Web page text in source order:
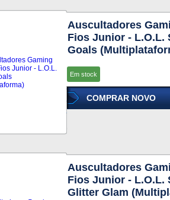
Auscultadores
Fios Junior - L.O.L.
Goals
Em stock
COMPRAR NOVO
Auscultadores
Fios Junior - L.O.L.
Glitter Glam